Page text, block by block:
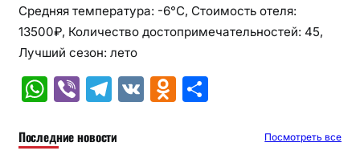
Средняя температура: -6°C, Стоимость отеля:
13500₽, Количество достопримечательностей: 45,
Лучший сезон: лето
W
at
Vi
er
T
e
V O О
Последние новости Посмотреть все